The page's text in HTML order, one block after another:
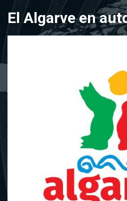
contenido
El Algarve en